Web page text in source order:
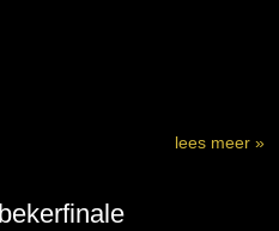
lees meer »
bekerfinale